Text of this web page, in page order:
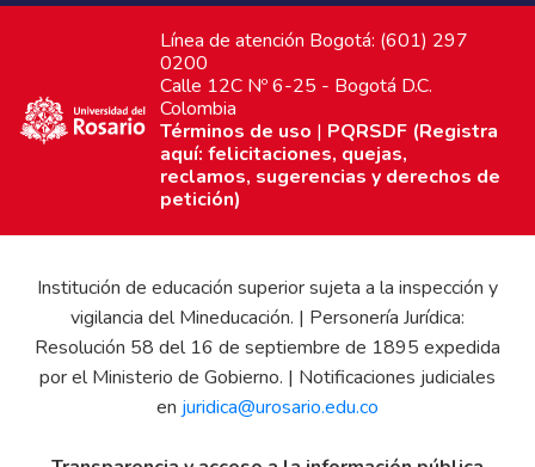
Línea de atención Bogotá: (601) 297
0200
Calle 12C Nº 6-25 - Bogotá D.C.
Colombia
Términos de uso | PQRSDF (Registra
aquí: felicitaciones, quejas,
reclamos, sugerencias y derechos de
petición)
Institución de educación superior sujeta a la inspección y
vigilancia del Mineducación. | Personería Jurídica:
Resolución 58 del 16 de septiembre de 1895 expedida
por el Ministerio de Gobierno. | Notificaciones judiciales
en juridica@urosario.edu.co